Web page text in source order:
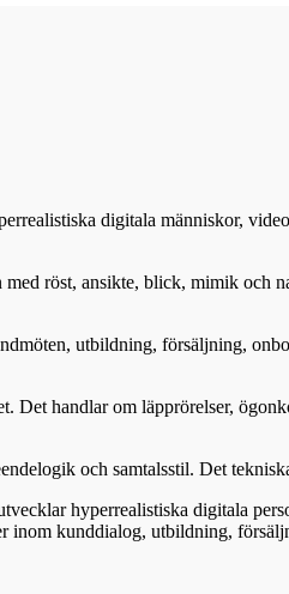
digitala människor,
röst, ansikte, blick, mimik
utbildning, försäljning,
Det handlar om läpprörelser,
och samtalsstil. Det
hyperrealistiska digitala
inom kunddialog, utbildning,